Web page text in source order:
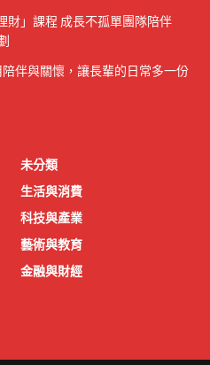
財」課程 成長不孤單團隊陪伴
伴與關懷，讓長輩的日常多一份
未分類
生活與消費
科技與產業
藝術與教育
金融與財經